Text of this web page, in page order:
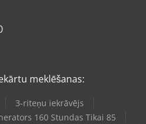
meklēšanas:
3-riteņu iekrāvējs
160 Stundas Tikai 85